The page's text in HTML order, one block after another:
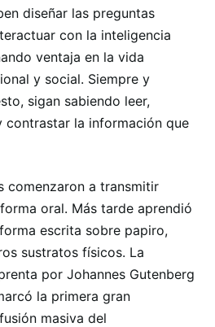
diseñar las preguntas
con la inteligencia
ventaja en la vida
y social. Siempre y
sigan sabiendo leer,
contrastar la información que
comenzaron a transmitir
oral. Más tarde aprendió
escrita sobre papiro,
sustratos físicos. La
por Johannes Gutenberg
la primera gran
masiva del